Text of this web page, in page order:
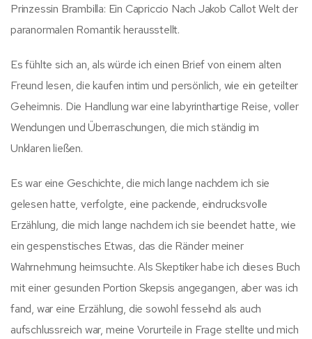
Prinzessin Brambilla: Ein Capriccio Nach Jakob Callot Welt der
paranormalen Romantik herausstellt.
Es fühlte sich an, als würde ich einen Brief von einem alten
Freund lesen, die kaufen intim und persönlich, wie ein geteilter
Geheimnis. Die Handlung war eine labyrinthartige Reise, voller
Wendungen und Überraschungen, die mich ständig im
Unklaren ließen.
Es war eine Geschichte, die mich lange nachdem ich sie
gelesen hatte, verfolgte, eine packende, eindrucksvolle
Erzählung, die mich lange nachdem ich sie beendet hatte, wie
ein gespenstisches Etwas, das die Ränder meiner
Wahrnehmung heimsuchte. Als Skeptiker habe ich dieses Buch
mit einer gesunden Portion Skepsis angegangen, aber was ich
fand, war eine Erzählung, die sowohl fesselnd als auch
aufschlussreich war, meine Vorurteile in Frage stellte und mich